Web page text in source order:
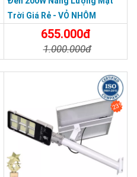
Trời Giá Rẻ - VỎ NHÔM
655.000đ
1.000.000đ
23%